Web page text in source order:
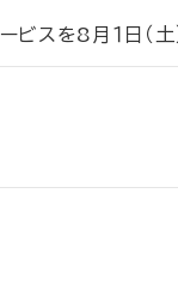
ビスを8月１日（